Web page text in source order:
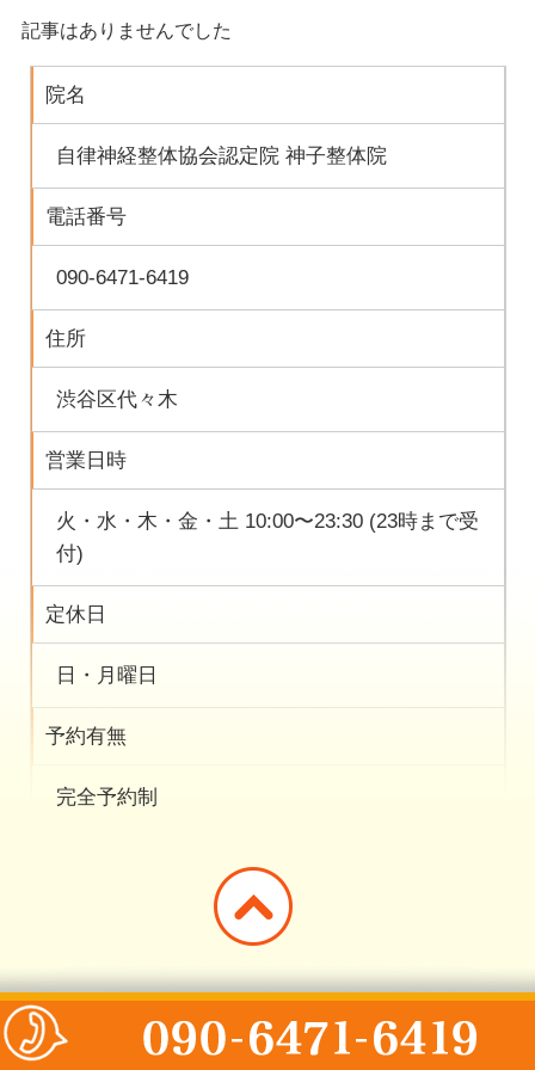
記事はありませんでした
院名
自律神経整体協会認定院 神子整体院
電話番号
090-6471-6419
住所
渋谷区代々木
営業日時
火・水・木・金・土 10:00〜23:30 (23時まで受
付)
定休日
日・月曜日
予約有無
完全予約制